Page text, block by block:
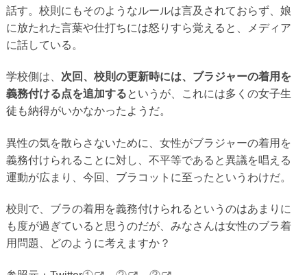
話す。校則にもそのようなルールは言及されておらず、娘
に放たれた言葉や仕打ちには怒りすら覚えると、メディア
に話している。
学校側は、 次回、校則の更新時には、ブラジャーの着用を
義務付ける点を追加するというが、これには多くの女子生
徒も納得がいかなかったようだ。
異性の気を散らさないために、女性がブラジャーの着用を
義務付けられることに対し、不平等であると異議を唱える
運動が広まり、今回、ブラコットに至ったというわけだ。
校則で、ブラの着用を義務付けられるというのはあまりに
も度が過ぎていると思うのだが、みなさんは女性のブラ着
用問題、どのように考えますか？